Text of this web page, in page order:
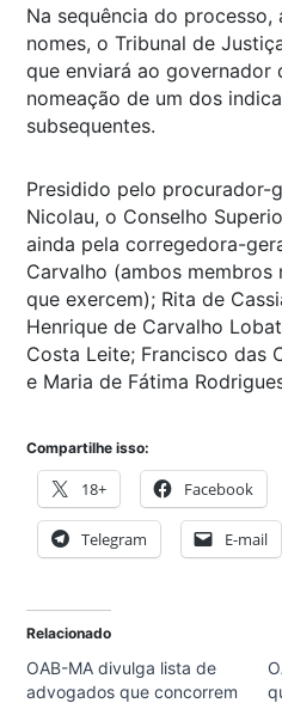
Na sequência do
nomes, o Tribunal de
que enviará ao governador
nomeação de um dos
subsequentes.
Presidido pelo procurador-
Nicolau, o Conselho
ainda pela corregedora-
Carvalho (ambos
que exercem); Rita de
Henrique de Carvalho
Costa Leite; Francisco das
e Maria de Fátima
Compartilhe isso:
18+ Facebook
Telegram E-mail
Relacionado
OAB-MA divulga lista de
advogados que concorrem